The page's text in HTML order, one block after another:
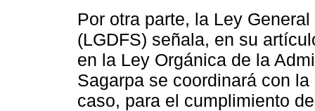
Por otra parte, la Ley
(LGDFS) señala, en su
en la Ley Orgánica de la
Sagarpa se coordinará con
caso, para el cumplimiento